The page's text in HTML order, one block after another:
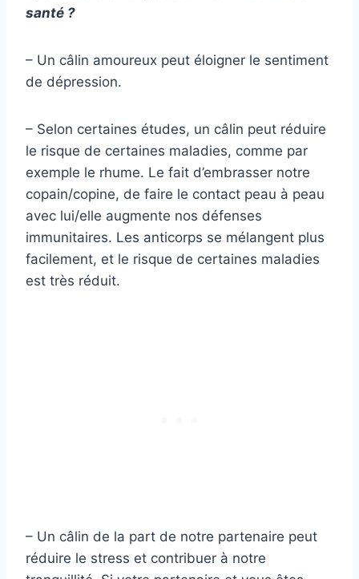
santé ?
– Un câlin amoureux peut éloigner le sentiment
de dépression.
– Selon certaines études, un câlin peut réduire
le risque de certaines maladies, comme par
exemple le rhume. Le fait d’embrasser notre
copain/copine, de faire le contact peau à peau
avec lui/elle augmente nos défenses
immunitaires. Les anticorps se mélangent plus
facilement, et le risque de certaines maladies
est très réduit.
– Un câlin de la part de notre partenaire peut
réduire le stress et contribuer à notre